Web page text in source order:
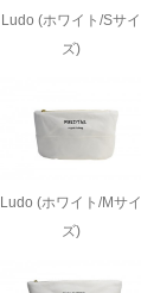
Ludo (ホワイト/Sサイ
ズ)
Ludo (ホワイト/Mサイ
ズ)